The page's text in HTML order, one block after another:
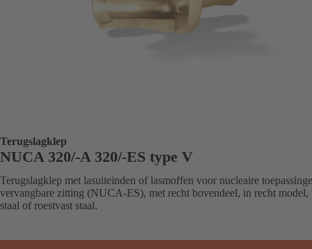
Terugslagklep
NUCA 320/-A 320/-ES type V
Terugslagklep met lasuiteinden of lasmoffen voor nucleaire
vervangbare zitting (NUCA-ES), met recht bovendeel, in recht model,
staal of roestvast staal.